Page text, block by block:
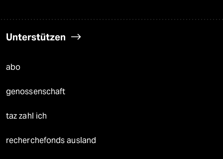
Unterstützen
abo
genossenschaft
taz zahl ich
recherchefonds ausland